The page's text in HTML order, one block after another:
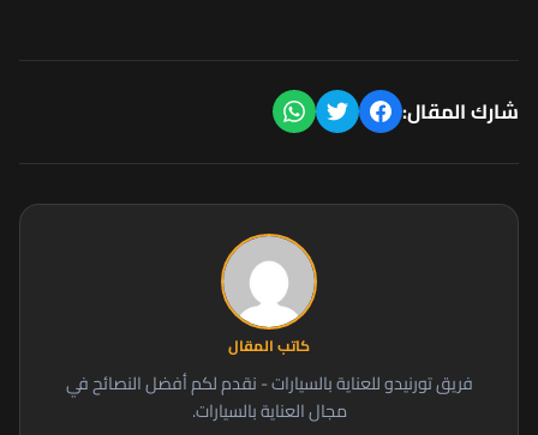
شارك المقال:
كاتب المقال
فريق تورنيدو للعناية بالسيارات - نقدم لكم أفضل النصائح في
مجال العناية بالسيارات.